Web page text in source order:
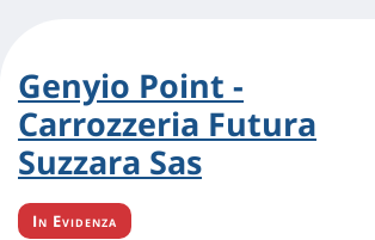
Genyio Point -
Carrozzeria Futura
Suzzara Sas
In Evidenza